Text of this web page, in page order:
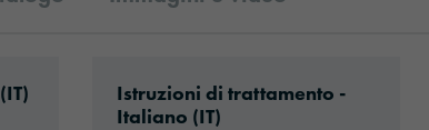
Istruzioni di trattamento -
Italiano (IT)